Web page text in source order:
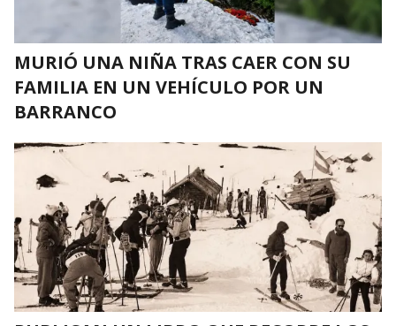
MURIÓ UNA NIÑA TRAS CAER CON SU
FAMILIA EN UN VEHÍCULO POR UN
BARRANCO